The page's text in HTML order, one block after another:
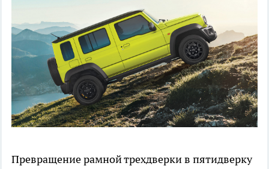
Превращение рамной трехдверки в пятидверку